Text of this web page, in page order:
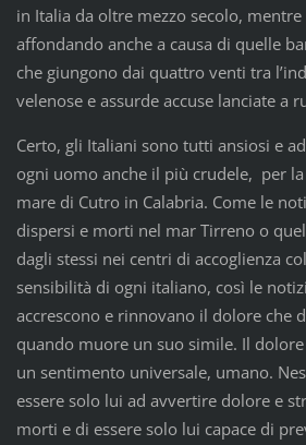
in Italia da oltre mezzo secolo, mentre
affondando anche a causa di quelle
che giungono dai quattro venti tra
velenose e assurde accuse lanciate a
Certo, gli Italiani sono tutti ansiosi e
ogni uomo anche il più crudele, per
mare di Cutro in Calabria. Come le
dispersi e morti nel mar Tirreno o
dagli stessi nei centri di accoglienza
sensibilità di ogni italiano, così le
accrescono e rinnovano il dolore che
quando muore un suo simile. Il
un sentimento universale, umano.
essere solo lui ad avvertire dolore e
morti e di essere solo lui capace di